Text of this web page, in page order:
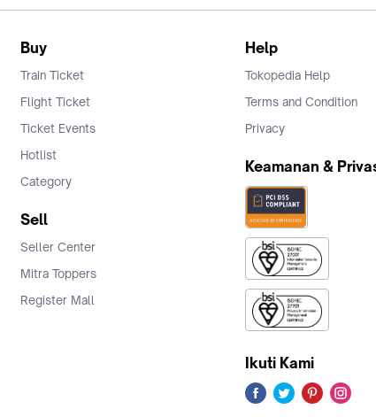
Buy
Train Ticket
Flight Ticket
Ticket Events
Hotlist
Category
Sell
Seller Center
Mitra Toppers
Register Mall
Help
Tokopedia Help
Terms and Condition
Privacy
Keamanan &
Ikuti Kami